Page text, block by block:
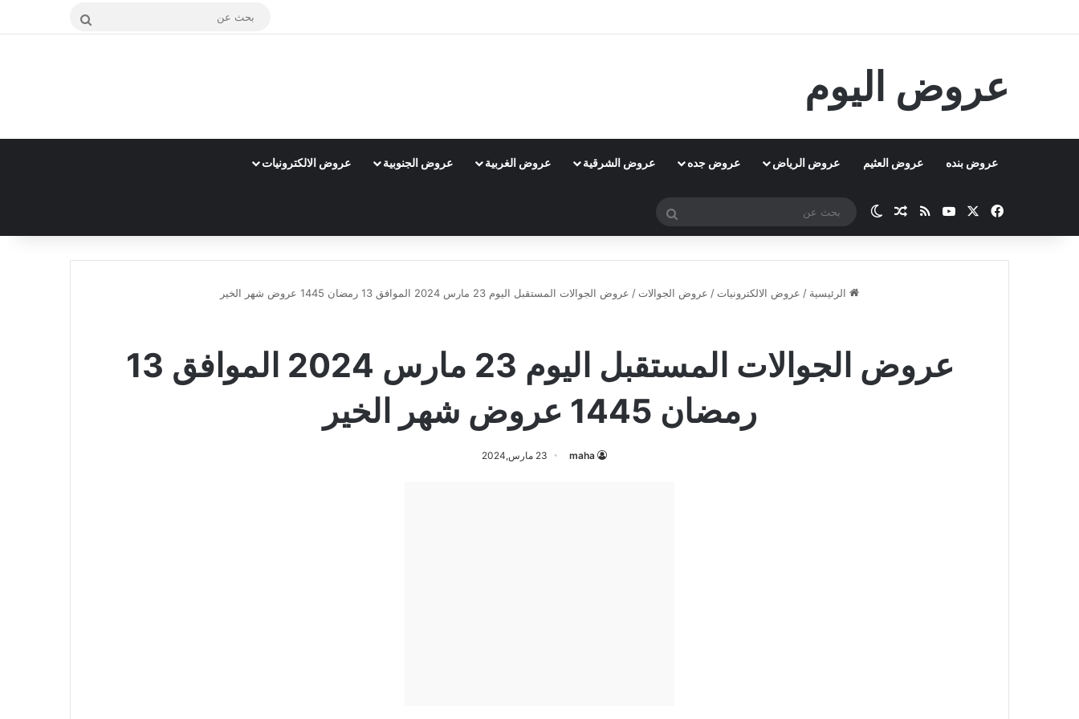
بحث
عروض اليوم
عروض بنده عروض العثيم عروض الرياض عروض جده عروض الشرقية عروض الغربية عروض الجنوبية عروض الالكترونيات
فيسبوك ‫YouTubeملخص الموقع RSS
مقال عشوائي
الوضع المظلم
بحث
الرئيسية / عروض الالكترونيات / عروض الجوالات / عروض الجوالات المستقبل اليوم 23 مارس 2024 الموافق 13 رمضان 1445 عروض شهر الخير
عروض الجوالات المستقبل اليوم 23 مارس 2024 الموافق 13
رمضان 1445 عروض شهر الخير
maha 23 مارس,2024